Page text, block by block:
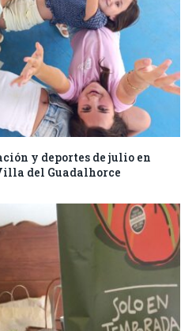
y deportes de julio en
del Guadalhorce